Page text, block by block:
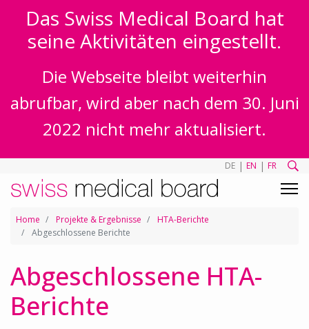
Das Swiss Medical Board hat
seine Aktivitäten eingestellt.
Die Webseite bleibt weiterhin
abrufbar, wird aber nach dem 30. Juni
2022 nicht mehr aktualisiert.
DE | EN | FR
Home Projekte & Ergebnisse
HTA-Berichte
Abgeschlossene Berichte
Abgeschlossene HTA-
Berichte